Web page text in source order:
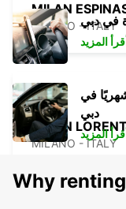
MILAN
MILANO - ITALY
MILAN
MILANO - ITALY
في دبي
المزيد
في
دبي
المزيد
Why